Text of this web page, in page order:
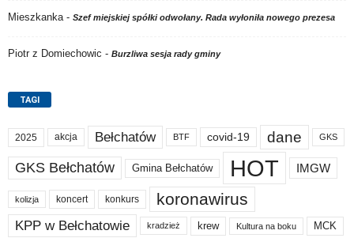
Mieszkanka- Szef miejskiej spółki odwołany. Rada wyłoniła nowego prezesa
Piotr z Domiechowic - Burzliwa sesja rady gminy
TAGI
2025 akcja Bełchatów BTF covid-19 dane GKS
GKS Bełchatów Gmina Bełchatów HOT IMGW
kolizja koncert konkurs koronawirus
KPP w Bełchatowie kradzież krew Kultura na boku MCK